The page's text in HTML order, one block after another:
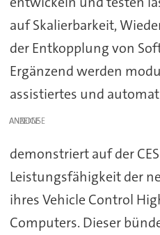
auf Skalierbarkeit,
der Entkopplung von
Ergänzend werden
assistiertes und
ANZEIGE
demonstriert auf der
Leistungsfähigkeit der
ihres Vehicle Control
Computers. Dieser